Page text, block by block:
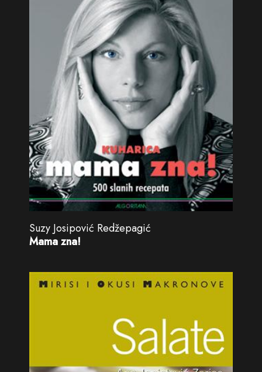
Suzy Josipović Redžepagić
Mama zna!